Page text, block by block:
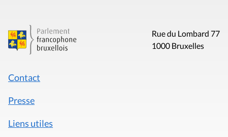
Rue du Lombard 77
1000 Bruxelles
Contact
Presse
Liens utiles